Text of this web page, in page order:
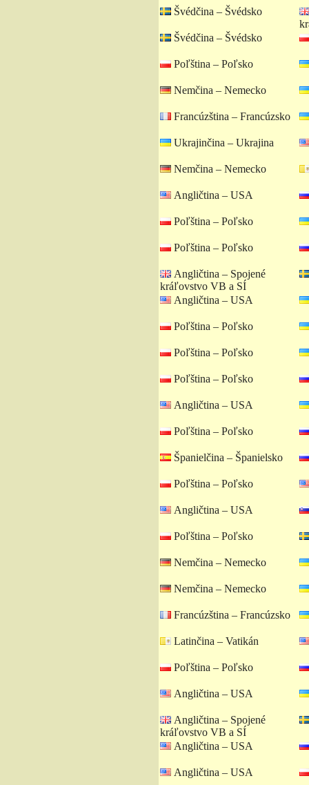
Švédčina – Švédsko
Švédčina – Švédsko
Poľština – Poľsko
Nemčina – Nemecko
Francúzština – Francúzsko
Ukrajinčina – Ukrajina
Nemčina – Nemecko
Angličtina – USA
Poľština – Poľsko
Poľština – Poľsko
Angličtina – Spojené
kráľovstvo VB a SÍ
Angličtina – USA
Poľština – Poľsko
Poľština – Poľsko
Poľština – Poľsko
Angličtina – USA
Poľština – Poľsko
Španielčina – Španielsko
Poľština – Poľsko
Angličtina – USA
Poľština – Poľsko
Nemčina – Nemecko
Nemčina – Nemecko
Francúzština – Francúzsko
Latinčina – Vatikán
Poľština – Poľsko
Angličtina – USA
Angličtina – Spojené
kráľovstvo VB a SÍ
Angličtina – USA
Angličtina – USA